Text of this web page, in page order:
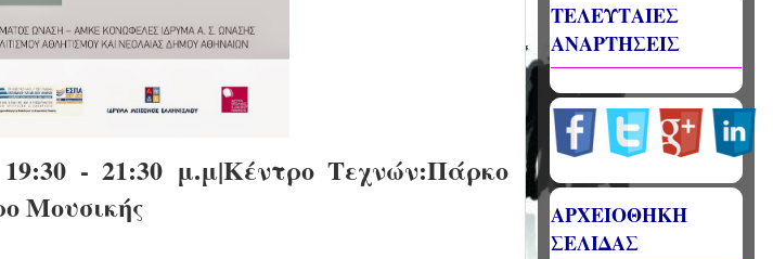
19:30 -21:30 μ.μ|Κέντρο Τεχνών:Πάρκο
Μουσικής
ΤΕΛΕΥΤΑΙΕΣ
ΑΝΑΡΤΗΣΕΙΣ
ΑΡΧΕΙΟΘΗΚΗ
ΣΕΛΙΔΑΣ